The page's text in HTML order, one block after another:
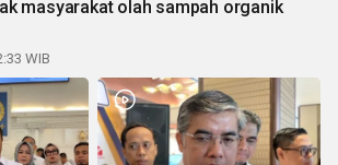
masyarakat olah sampah organik
WIB